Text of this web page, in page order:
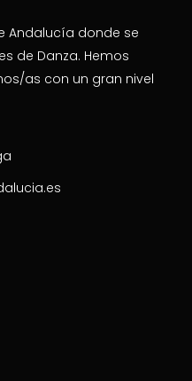
Andalucía donde se
de Danza. Hemos
as con un gran nivel